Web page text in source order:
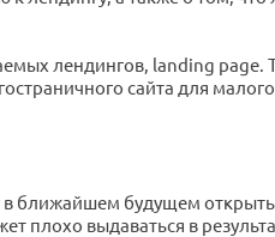
лендингов, landing page.
сайта для малого
ближайшем будущем
плохо выдаваться в